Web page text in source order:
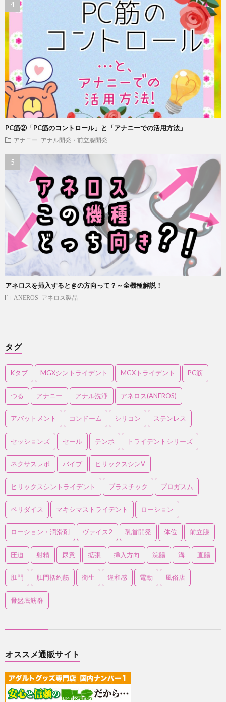
PC筋②「PC筋のコントロール」と「アナニーでの活用方法」
アナニー アナル開発・前立腺開発
アネロスを挿入するときの方向って？～全機種解説！
ANEROS アネロス製品
タグ
Kタブ MGXシントライデント MGXトライデント PC筋
つる アナニー アナル洗浄 アネロス(ANEROS)
アバットメント コンドーム シリコン ステンレス
セッションズ セール テンポ トライデントシリーズ
ネクサスレボ バイブ ヒリックスシンV
ヒリックスシントライデント プラスチック プロガスム
ペリダイス マキシマストライデント ローション
ローション・潤滑剤 ヴァイス2 乳首開発 体位 前立腺
圧迫 射精 尿意 拡張 挿入方向 浣腸 溝 直腸
肛門 肛門括約筋 衛生 違和感 電動 風俗店
骨盤底筋群
オススメ通販サイト